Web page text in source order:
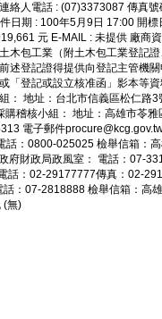
絡人電話 : (07)3373087 傳真號
日期 : 100年5月9日 17:00 開標
元 E-MAIL : 未提供 廠商
木包工業（附土木包工業登記
述登記證得提供向登記主管機
「登記或設立核准函」影本等
： 地址：台北市信義區松仁路3
稽核小組： 地址：高雄市苓雅
電子郵件
話：0800-025025 檢舉信箱：
府財政局政風室： 電話：07-
話：02-29177777傳真：02-
：07-2818888 檢舉信箱：高
(無)